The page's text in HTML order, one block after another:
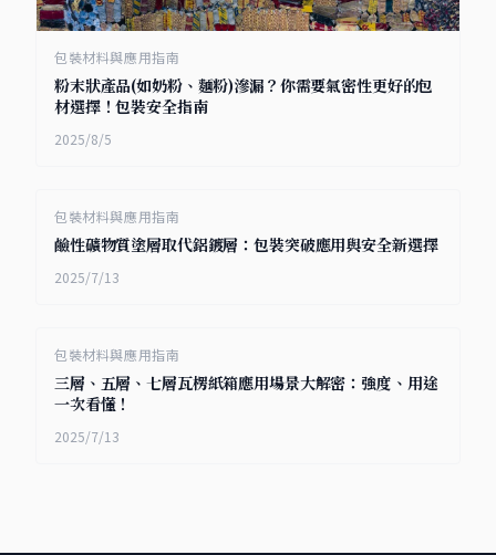
包裝材料與應用指南
粉末狀產品(如奶粉、麵粉)滲漏？你需要氣密性更好的包
材選擇！包裝安全指南
2025/8/5
包裝材料與應用指南
鹼性礦物質塗層取代鋁鍍層：包裝突破應用與安全新選擇
2025/7/13
包裝材料與應用指南
三層、五層、七層瓦楞紙箱應用場景大解密：強度、用途
一次看懂！
2025/7/13